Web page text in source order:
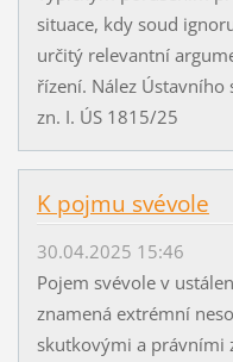
situace, kdy soud
určitý relevantní
řízení. Nález Ústavního
zn. I. ÚS 1815/25
K pojmu svévole
30.04.2025 15:46
Pojem svévole v
znamená extrémní
skutkovými a právními